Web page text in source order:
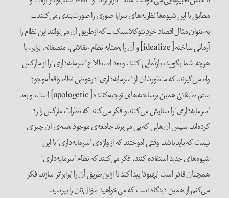
مطابق با این شیوه‌ها نظریه‌های سرا‌پا صوری را صورت‌بندی می‌کنند ــ
به‌عنوان مثال اقصاد خردِ نئو‌کلاسیک ــ که از‌طریق آن می‌توانند این نظام را
آرمانی ساخته [idealize] و آن را به‌مثابه نظام عقلانی، منصفانه، برابر، یا
هر‌چه شما بگویید، باز‌نُمایی کنند. و بعد اصطلاح ’سرمایه‌داری‘ را از مارکس
وام می‌گیرند، که منظور‌شان از ’سرمایه‌داری‘ در‌عوضِ نظام واقعاً موجودِ
ستمِ طبقاتیْ همین برساخته‌های توجیه‌کننده [apologetic] است، و بعد
’سرمایه‌داری‘ را ستایش می‌کنند و فکر می‌کنند که نظرات مارکس را رد
کرده‌اند. سپس آن‌هایی که پی می‌برند جامعه‌ی موجودْ همه‌ی آن چیزی
نیست که باید باشد، وقتی آموختند که از واژه‌ی ’سرمایه‌داری‘ با این
شیوه‌های جدید استفاده کنند، فکر می‌کنند که نظام ’سرمایه‌داری‘
همچنان قادر است ’بهبود‘ پیدا کند تا از‌این‌طریق آن را ’‌برابر‘تر سازند. فکر
می‌کنم از همین دید‌گاه است که می‌خواهید سؤال‌تان را بپرسید.